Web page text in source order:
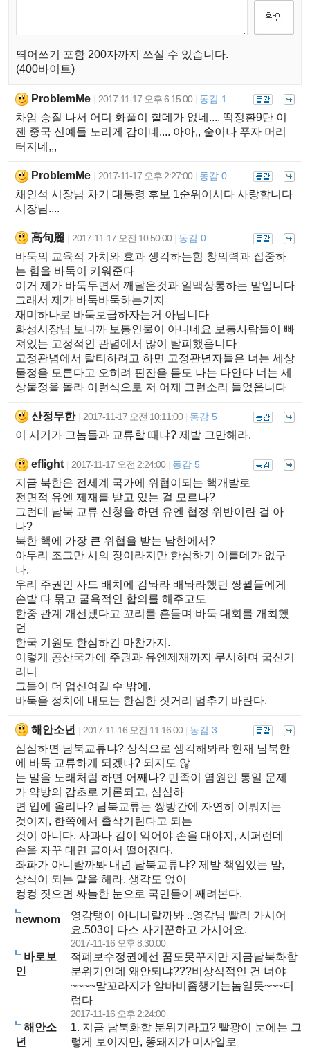
띄어쓰기 포함 200자까지 쓰실 수 있습니다.
(400바이트)
ProblemMe 2017-11-17 오후 6:15:00 동감 1
차암 승질 나서 어디 화풀이 할데가 없네.... 떡정환9단 이
젠 중국 신예들 노리게 감이네.... 아아,, 술이나 푸자 머리
터지네,,,
ProblemMe 2017-11-17 오후 2:27:00 동감 0
채인석 시장님 차기 대통령 후보 1순위이시다 사랑함니다
시장님....
高句麗 2017-11-17 오전 10:50:00 동감 0
바둑의 교육적 가치와 효과 생각하는힘 창의력과 집중하
는 힘을 바둑이 키워준다
이거 제가 바둑두면서 깨달은것과 일맥상통하는 말입니다
그래서 제가 바둑바둑하는거지
재미하나로 바둑보급하자는거 아닙니다
화성시장님 보니까 보통인물이 아니네요 보통사람들이 빠
져있는 고정적인 관념에서 많이 탈피했읍니다
고정관념에서 탈티하려고 하면 고정관년자들은 너는 세상
물정을 모른다고 오히려 핀잔을 듣도 나는 다안다 너는 세
상물정을 몰라 이런식으로 저 어제 그런소리 들었읍니다
산정무한 2017-11-17 오전 10:11:00 동감 5
이 시기가 그놈들과 교류할 때냐? 제발 그만해라.
eflight 2017-11-17 오전 2:24:00 동감 5
지금 북한은 전세계 국가에 위협이되는 핵개발로
전면적 유엔 제재를 받고 있는 걸 모르나?
그런데 남북 교류 신청을 하면 유엔 협정 위반이란 걸 아
나?
북한 핵에 가장 큰 위협을 받는 남한에서?
아무리 조그만 시의 장이라지만 한심하기 이를데가 없구
나.
우리 주권인 사드 배치에 감놔라 배놔라했던 짱꿜들에게
손발 다 묶고 굴욕적인 합의를 해주고도
한중 관계 개선됐다고 꼬리를 흔들며 바둑 대회를 개최했
던
한국 기원도 한심하긴 마찬가지.
이렇게 공산국가에 주권과 유엔제재까지 무시하며 굽신거
리니
그들이 더 업신여길 수 밖에.
바둑을 정치에 내모는 한심한 짓거리 멈추기 바란다.
해안소년 2017-11-16 오전 11:16:00 동감 3
심심하면 남북교류냐? 상식으로 생각해봐라 현재 남북한
에 바둑 교류하게 되겠나? 되지도 않
는 말을 노래처럼 하면 어째나? 민족이 염원인 통일 문제
가 약방의 감초로 거론되고, 심심하
면 입에 올리나? 남북교류는 쌍방간에 자연히 이뤄지는
것이지, 한쪽에서 촐삭거린다고 되는
것이 아니다. 사과나 감이 익어야 손을 대야지, 시퍼런데
손을 자꾸 대면 골아서 떨어진다.
좌파가 아니랄까봐 내년 남북교류냐? 제발 책임있는 말,
상식이 되는 말을 해라. 생각도 없이
컹컹 짓으면 싸늘한 눈으로 국민들이 째려본다.
newnom
영감탱이 아니니랄까봐 ..영감님 빨리 가시어
요.503이 다스 사기꾼하고 가시어요.
2017-11-16 오후 8:30:00
바로보
인
적폐보수정권에선 꿈도못꾸지만 지금남북화합
분위기인데 왜안되냐???비상식적인 건 너야
~~~~말꼬라지가 알바비좀챙기는놈일듯~~~더
럽다
2017-11-16 오후 2:24:00
해안소
년
1. 지금 남북화합 분위기라고? 빨광이 눈에는 그
렇게 보이지만, 똥돼지가 미사일로